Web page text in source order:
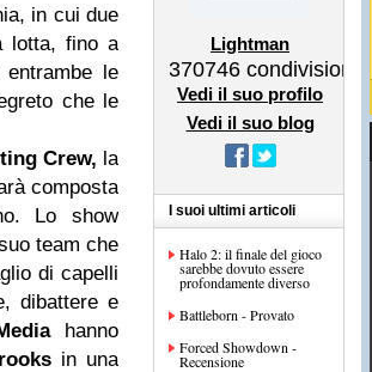
in cui due
lotta, fino a
le
che le
Crew, la
composta
Lo show
team che
di capelli
dibattere e
hanno
in una
Lightman
370746 condivisioni
Vedi il suo profilo
Vedi il suo blog
I suoi ultimi articoli
Halo 2: il finale del gioco
sarebbe dovuto essere
profondamente diverso
Battleborn - Provato
Forced Showdown -
Recensione